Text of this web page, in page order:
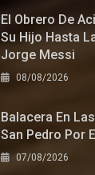
El Obrero De
Su Hijo Hasta
Jorge Messi
08/08/2026
Balacera En
San Pedro Por
07/08/2026